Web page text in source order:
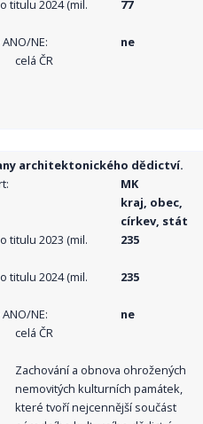
titulu 2024 (mil.
77
NE:
ne
celá ČR
architektonického dědictví.
MK
kraj, obec,
církev, stát
titulu 2023 (mil.
235
titulu 2024 (mil.
235
NE:
ne
celá ČR
Zachování a obnova ohrožených
nemovitých kulturních památek,
které tvoří nejcennější součást